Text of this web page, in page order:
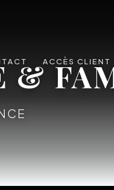
ACCÈS CLIENT
&